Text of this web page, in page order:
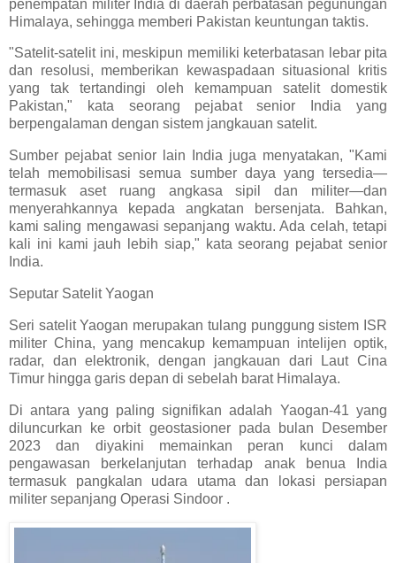
penempatan militer India di daerah perbatasan pegunungan
Himalaya, sehingga memberi Pakistan keuntungan taktis.
"Satelit-satelit ini, meskipun memiliki keterbatasan lebar pita
dan resolusi, memberikan kewaspadaan situasional kritis
yang tak tertandingi oleh kemampuan satelit domestik
Pakistan," kata seorang pejabat senior India yang
berpengalaman dengan sistem jangkauan satelit.
Sumber pejabat senior lain India juga menyatakan, "Kami
telah memobilisasi semua sumber daya yang tersedia—
termasuk aset ruang angkasa sipil dan militer—dan
menyerahkannya kepada angkatan bersenjata. Bahkan,
kami saling mengawasi sepanjang waktu. Ada celah, tetapi
kali ini kami jauh lebih siap," kata seorang pejabat senior
India.
Seputar Satelit Yaogan
Seri satelit Yaogan merupakan tulang punggung sistem ISR
militer China, yang mencakup kemampuan intelijen optik,
radar, dan elektronik, dengan jangkauan dari Laut Cina
Timur hingga garis depan di sebelah barat Himalaya.
Di antara yang paling signifikan adalah Yaogan-41 yang
diluncurkan ke orbit geostasioner pada bulan Desember
2023 dan diyakini memainkan peran kunci dalam
pengawasan berkelanjutan terhadap anak benua India
termasuk pangkalan udara utama dan lokasi persiapan
militer sepanjang Operasi Sindoor .